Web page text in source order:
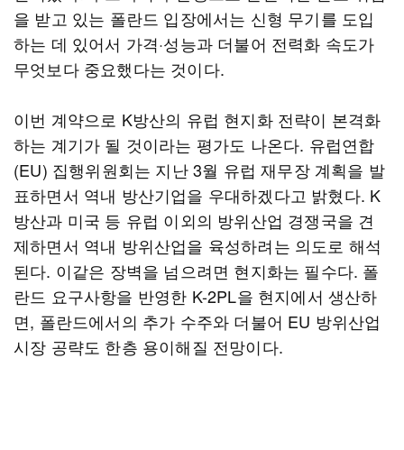
을 받고 있는 폴란드 입장에서는 신형 무기를 도입
하는 데 있어서 가격·성능과 더불어 전력화 속도가
무엇보다 중요했다는 것이다.
이번 계약으로 K방산의 유럽 현지화 전략이 본격화
하는 계기가 될 것이라는 평가도 나온다. 유럽연합
(EU) 집행위원회는 지난 3월 유럽 재무장 계획을 발
표하면서 역내 방산기업을 우대하겠다고 밝혔다. K
방산과 미국 등 유럽 이외의 방위산업 경쟁국을 견
제하면서 역내 방위산업을 육성하려는 의도로 해석
된다. 이같은 장벽을 넘으려면 현지화는 필수다. 폴
란드 요구사항을 반영한 K-2PL을 현지에서 생산하
면, 폴란드에서의 추가 수주와 더불어 EU 방위산업
시장 공략도 한층 용이해질 전망이다.